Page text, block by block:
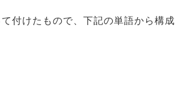
付けたもので、下記の単語から構成